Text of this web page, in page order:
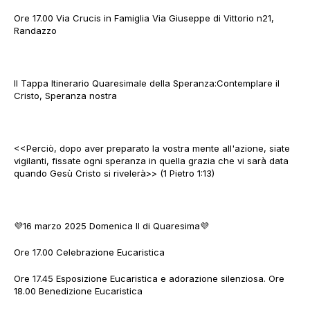
Ore 17.00 Via Crucis in Famiglia Via Giuseppe di Vittorio n21,
Randazzo
II Tappa Itinerario Quaresimale della Speranza:Contemplare il
Cristo, Speranza nostra
<<Perciò, dopo aver preparato la vostra mente all'azione, siate
vigilanti, fissate ogni speranza in quella grazia che vi sarà data
quando Gesù Cristo si rivelerà>> (1 Pietro 1:13)
💜16 marzo 2025 Domenica II di Quaresima💜
Ore 17.00 Celebrazione Eucaristica
Ore 17.45 Esposizione Eucaristica e adorazione silenziosa. Ore
18.00 Benedizione Eucaristica